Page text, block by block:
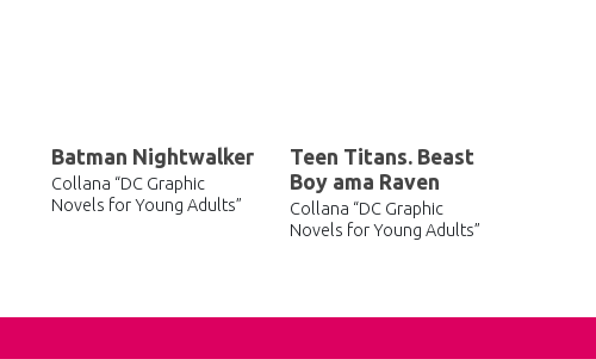
Batman Nightwalker
Collana “DC Graphic
Novels for Young Adults”
Teen Titans. Beast
Boy ama Raven
Collana “DC Graphic
Novels for Young Adults”